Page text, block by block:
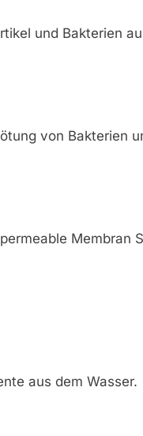
und Bakterien
von Bakterien
Membran
aus dem Wasser.